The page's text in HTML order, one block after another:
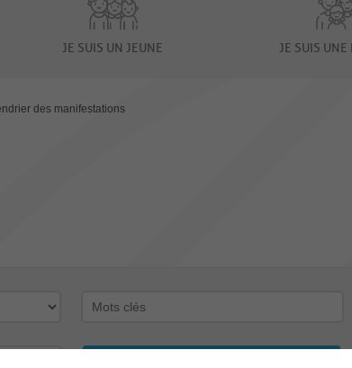
JE SUIS UN JEUNE JE SUIS UNE
des manifestations